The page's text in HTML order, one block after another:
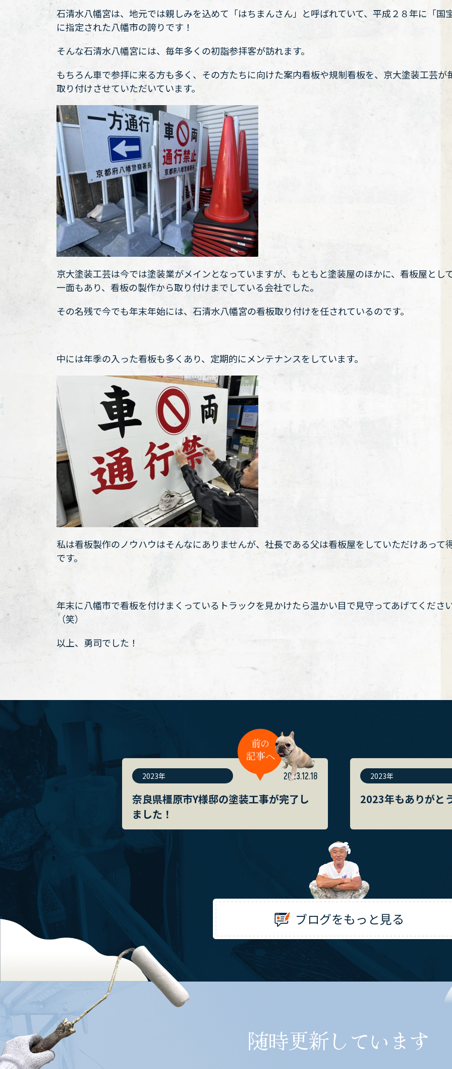
石清水八幡宮は、地元では親しみを込めて「はちまんさん」と呼ばれていて、平成２８年に「国
に指定された八幡市の誇りです！
そんな石清水八幡宮には、毎年多くの初詣参拝客が訪れます。
もちろん車で参拝に来る方も多く、その方たちに向けた案内看板や規制看板を、京大塗装工芸が
取り付けさせていただいています。
京大塗装工芸は今では塗装業がメインとなっていますが、もともと塗装屋のほかに、看板屋とし
一面もあり、看板の製作から取り付けまでしている会社でした。
その名残で今でも年末年始には、石清水八幡宮の看板取り付けを任されているのです。
中には年季の入った看板も多くあり、定期的にメンテナンスをしています。
私は看板製作のノウハウはそんなにありませんが、社長である父は看板屋をしていただけあって
です。
年末に八幡市で看板を付けまくっているトラックを見かけたら温かい目で見守ってあげてくださ
（笑）
以上、勇司でした！
2023年 2023.12.18
奈良県橿原市Y様邸の塗装工事が完了し
ました！
2023年
2023年もありがと
ブログをもっと見る
随時更新しています